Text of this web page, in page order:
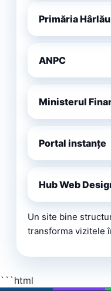
Primăria
ANPC
Ministerul
Portal instanțe
Hub Web
Un site bine
transforma vizitele
```html